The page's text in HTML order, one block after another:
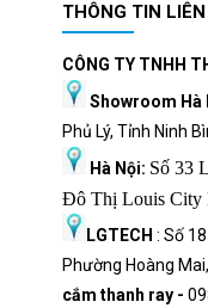
THÔNG TIN LIÊN
CÔNG TY TNHH
Showroom Hà
Phủ Lý, Tỉnh Ninh
Hà Nội: Số 33
Đô Thị Louis City
LGTECH : Số
Phường Hoàng
cắm thanh ray -